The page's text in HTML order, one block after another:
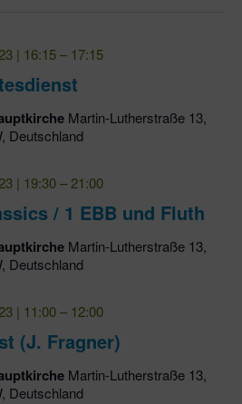
| 16:15–17:15
Martin-Lutherstraße 13,
Deutschland
/ 1 EBB und Fluth
| 19:30–21:00
Martin-Lutherstraße 13,
Deutschland
(J. Fragner)
| 11:00–12:00
Martin-Lutherstraße 13,
Deutschland